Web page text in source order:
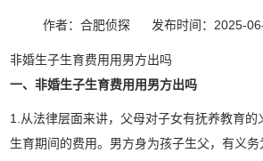
作者：合肥侦探 发布时间：2025-
非婚生子生育费用用男方出吗
一、非婚生子生育费用用男方出吗
1.从法律层面来讲，父母对子女有抚养教育的
生育期间的费用。男方身为孩子生父，有义